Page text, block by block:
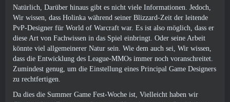
Natürlich, Darüber hinaus gibt es nicht viele Informationen. Jedoch,
Wir wissen, dass Holinka während seiner Blizzard-Zeit der leitende
PvP-Designer für World of Warcraft war. Es ist also möglich, dass er
diese Art von Fachwissen in das Spiel einbringt. Oder seine Arbeit
könnte viel allgemeinerer Natur sein. Wie dem auch sei, Wir wissen,
dass die Entwicklung des League-MMOs immer noch voranschreitet.
Zumindest genug, um die Einstellung eines Principal Game Designers
zu rechtfertigen.
Da dies die Summer Game Fest-Woche ist, Vielleicht haben wir